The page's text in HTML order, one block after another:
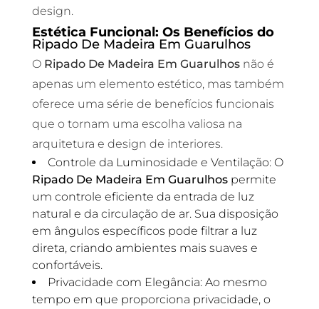
design.
Estética Funcional: Os Benefícios do
Ripado De Madeira Em Guarulhos
O Ripado De Madeira Em Guarulhosnão é
apenas um elemento estético, mas também
oferece uma série de benefícios funcionais
que o tornam uma escolha valiosa na
arquitetura e design de interiores.
Controle da Luminosidade e Ventilação: O
Ripado De Madeira Em Guarulhospermite
um controle eficiente da entrada de luz
natural e da circulação de ar. Sua disposição
em ângulos específicos pode filtrar a luz
direta, criando ambientes mais suaves e
confortáveis.
Privacidade com Elegância: Ao mesmo
tempo em que proporciona privacidade, o